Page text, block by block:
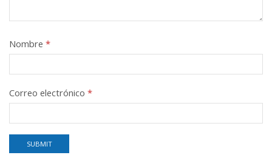
Nombre *
Correo electrónico *